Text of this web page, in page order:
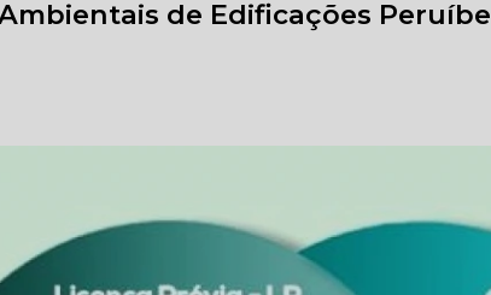
de Edificações Peruíbe